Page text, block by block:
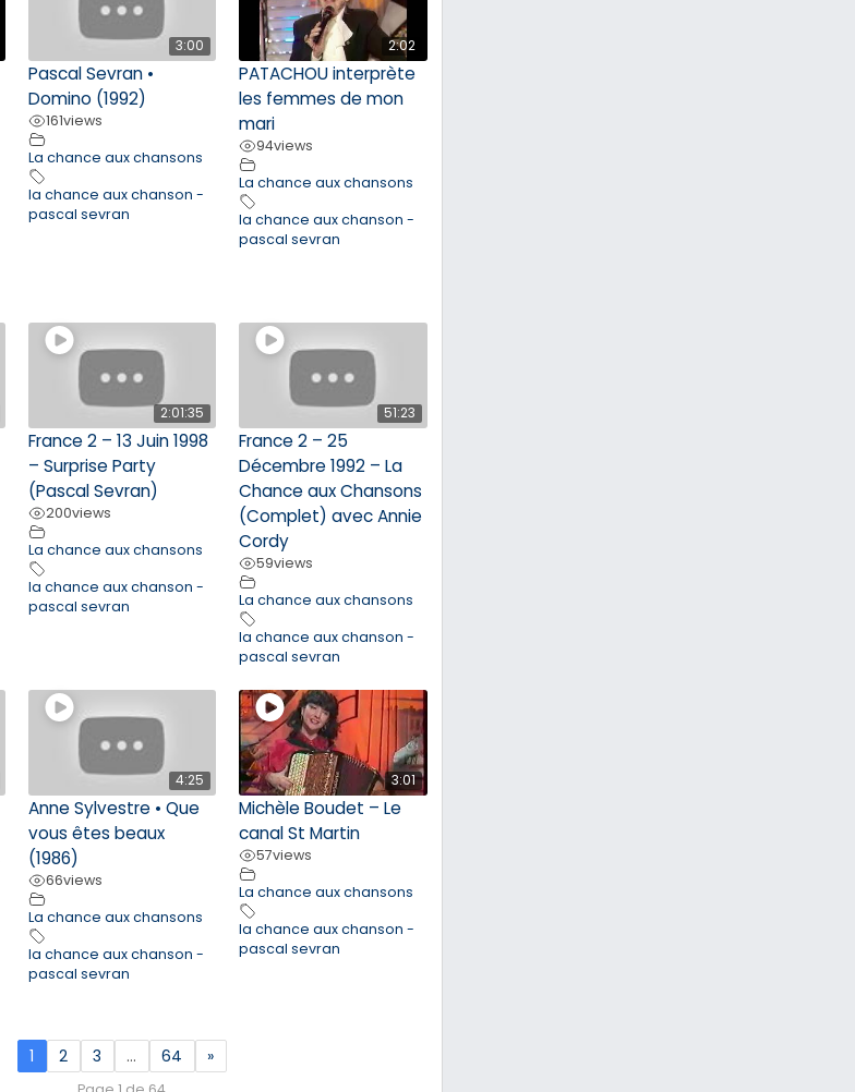
3:00
Pascal Sevran •
Domino (1992)
161views
La chance aux chansons
la chance aux chanson -
pascal sevran
2:02
PATACHOU interprète
les femmes de mon
mari
94views
La chance aux chansons
la chance aux chanson -
pascal sevran
2:01:35
France 2 – 13 Juin 1998
– Surprise Party
(Pascal Sevran)
200views
La chance aux chansons
la chance aux chanson -
pascal sevran
51:23
France 2 – 25
Décembre 1992 – La
Chance aux Chansons
(Complet) avec Annie
Cordy
59views
La chance aux chansons
la chance aux chanson -
pascal sevran
4:25
Anne Sylvestre • Que
vous êtes beaux
(1986)
66views
La chance aux chansons
la chance aux chanson -
pascal sevran
3:01
Michèle Boudet – Le
canal St Martin
57views
La chance aux chansons
la chance aux chanson -
pascal sevran
1 2 3 … 64 »